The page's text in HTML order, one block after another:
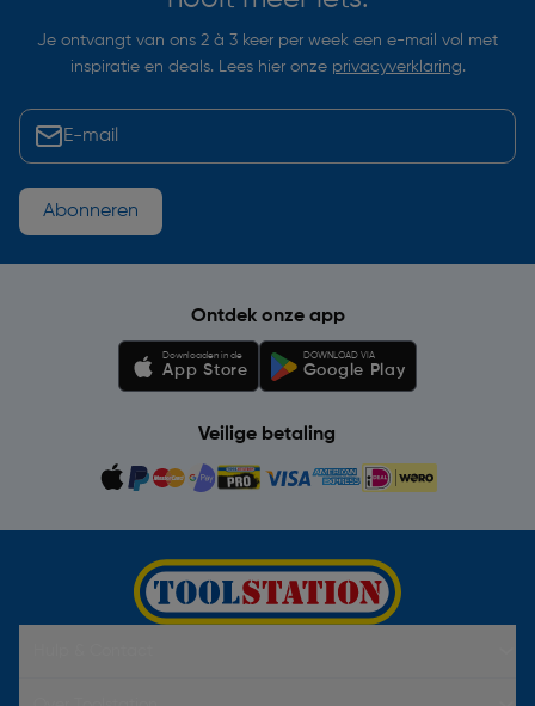
Je ontvangt van ons 2 à 3 keer per week een e-mail vol met
inspiratie en deals. Lees hier onze privacyverklaring.
Abonneren
Ontdek onze app
Downloaden in de
App Store
DOWNLOAD VIA
Google Play
Veilige betaling